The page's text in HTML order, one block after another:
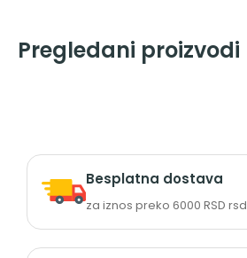
Pregledani proizvodi
Besplatna dostava
za iznos preko 6000 RSD rsd